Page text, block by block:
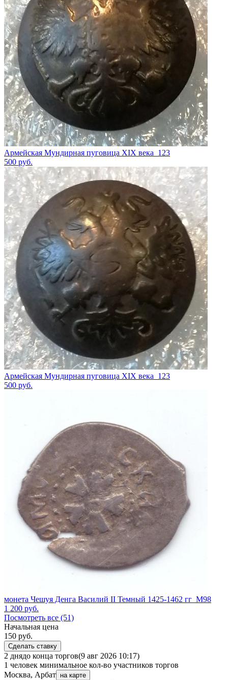
Армейская Мундирная пуговица XIX века_123
500 руб.
Армейская Мундирная пуговица XIX века_123
500 руб.
монета Чешуя Денга Василий II Темный 1425-1462 гг_М98
1 200 руб.
Посмотреть все (51)
Начальная цена
150 руб.
Сделать ставку
2 днядо конца торгов(9 авг 2026 10:17)
1 человек минимальное кол-во участников торгов
Москва, Арбат на карте